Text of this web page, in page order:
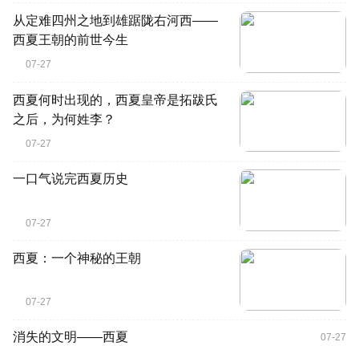
从定难四州之地到雄踞陇右河西——
西夏王朝的前世今生
07-27
西夏何时出现的，西夏皇帝是拓跋氏
之后，为何姓李？
07-27
一口气说完西夏历史
07-27
西夏：一个神秘的王朝
07-27
消失的文明——西夏 07-27